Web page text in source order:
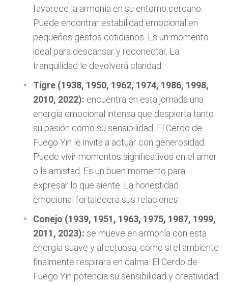
favorece la armonía en su entorno cercano.
Puede encontrar estabilidad emocional en
pequeños gestos cotidianos. Es un momento
ideal para descansar y reconectar. La
tranquilidad le devolverá claridad
Tigre (1938, 1950, 1962, 1974, 1986, 1998,
2010, 2022): encuentra en esta jornada una
energía emocional intensa que despierta tanto
su pasión como su sensibilidad. El Cerdo de
Fuego Yin le invita a actuar con generosidad.
Puede vivir momentos significativos en el amor
o la amistad. Es un buen momento para
expresar lo que siente. La honestidad
emocional fortalecerá sus relaciones
Conejo (1939, 1951, 1963, 1975, 1987, 1999,
2011, 2023): se mueve en armonía con esta
energía suave y afectuosa, como si el ambiente
finalmente respirara en calma. El Cerdo de
Fuego Yin potencia su sensibilidad y creatividad.